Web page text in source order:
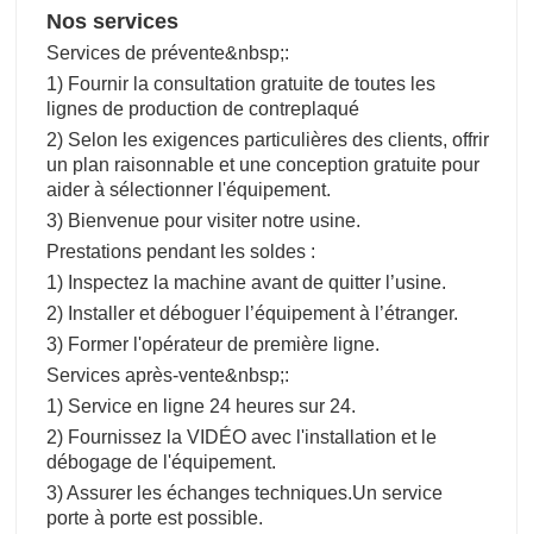
Nos services
Services de prévente&nbsp;:
1) Fournir la consultation gratuite de toutes les
lignes de production de contreplaqué
2) Selon les exigences particulières des clients, offrir
un plan raisonnable et une conception gratuite pour
aider à sélectionner l'équipement.
3) Bienvenue pour visiter notre usine.
Prestations pendant les soldes :
1) Inspectez la machine avant de quitter l’usine.
2) Installer et déboguer l’équipement à l’étranger.
3) Former l'opérateur de première ligne.
Services après-vente&nbsp;:
1) Service en ligne 24 heures sur 24.
2) Fournissez la VIDÉO avec l'installation et le
débogage de l'équipement.
3) Assurer les échanges techniques.Un service
porte à porte est possible.